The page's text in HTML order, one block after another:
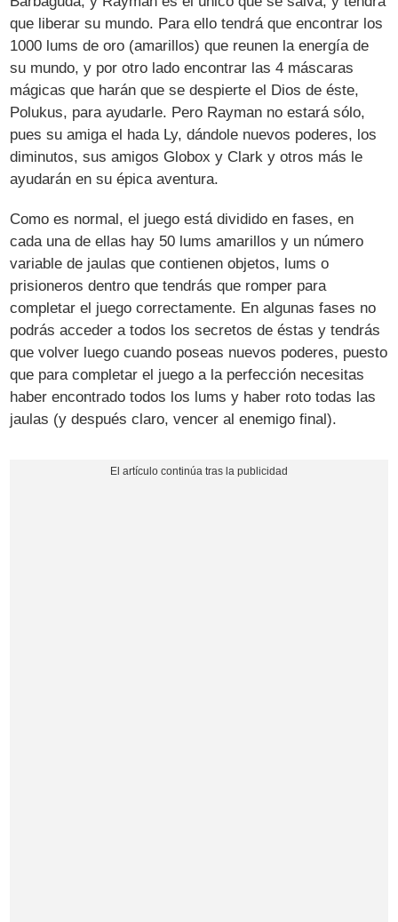
que liberar su mundo. Para ello tendrá que encontrar los
1000 lums de oro (amarillos) que reunen la energía de
su mundo, y por otro lado encontrar las 4 máscaras
mágicas que harán que se despierte el Dios de éste,
Polukus, para ayudarle. Pero Rayman no estará sólo,
pues su amiga el hada Ly, dándole nuevos poderes, los
diminutos, sus amigos Globox y Clark y otros más le
ayudarán en su épica aventura.
Como es normal, el juego está dividido en fases, en
cada una de ellas hay 50 lums amarillos y un número
variable de jaulas que contienen objetos, lums o
prisioneros dentro que tendrás que romper para
completar el juego correctamente. En algunas fases no
podrás acceder a todos los secretos de éstas y tendrás
que volver luego cuando poseas nuevos poderes, puesto
que para completar el juego a la perfección necesitas
haber encontrado todos los lums y haber roto todas las
jaulas (y después claro, vencer al enemigo final).